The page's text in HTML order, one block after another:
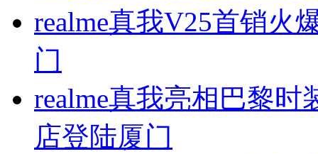
realme真我V25首销火
门
realme真我亮相巴黎
店登陆厦门